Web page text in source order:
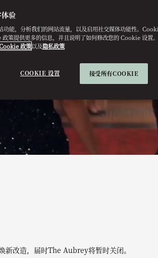
新改造，届时The Aubrey将暂时关闭。
验
能，分析我们的网站流量，以及启用社交媒体功能性。
策提供更多的信息，并且说明了如何修改您的 Cookie 设置
政策以及隐私政策
COOKIE 设置 接受所有COOKIE